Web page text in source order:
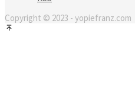
Copyright © 2023 - yopiefranz.com